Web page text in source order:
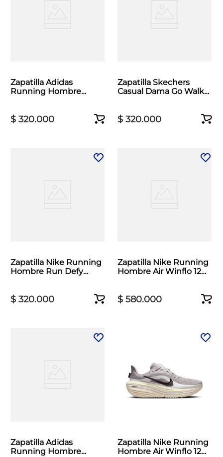
Zapatilla Adidas
Running Hombre
$ 320.000
Zapatilla Skechers
Casual Dama Go Walk
$ 320.000
Zapatilla Nike Running
Hombre Run Defy
$ 320.000
Zapatilla Nike Running
Hombre Air Winflo 12
$ 580.000
Zapatilla Adidas
Running Hombre
Zapatilla Nike Running
Hombre Air Winflo 12